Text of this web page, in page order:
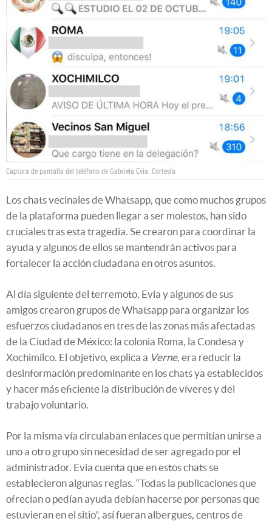
Captura de pantalla del teléfono de Gabriela Evia. Cortesía
Los chats vecinales de Whatsapp, que como muchos grupos
de la plataforma pueden llegar a ser molestos, han sido
cruciales tras esta tragedia. Se crearon para coordinar la
ayuda y algunos de ellos se mantendrán activos para
fortalecer la acción ciudadana en otros asuntos.
Al día siguiente del terremoto, Evia y algunos de sus
amigos crearon grupos de Whatsapp para organizar los
esfuerzos ciudadanos en tres de las zonas más afectadas
de la Ciudad de México: la colonia Roma, la Condesa y
Xochimilco. El objetivo, explica a Verne, era reducir la
desinformación predominante en los chats ya establecidos
y hacer más eficiente la distribución de víveres y del
trabajo voluntario.
Por la misma vía circulaban enlaces que permitían unirse a
uno a otro grupo sin necesidad de ser agregado por el
administrador. Evia cuenta que en estos chats se
establecieron algunas reglas. “Todas la publicaciones que
ofrecían o pedían ayuda debían hacerse por personas que
estuvieran en el sitio”, así fueran albergues, centros de